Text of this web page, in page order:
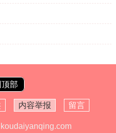
部
内容举报 留言
koudaiyanqing.com